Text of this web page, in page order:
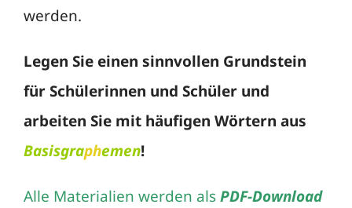
werden.
Legen Sie einen sinnvollen Grundstein
für Schülerinnen und Schüler und
arbeiten Sie mit häufigen Wörtern aus
Basisgraphemen!
Alle Materialien werden alsPDF-Download